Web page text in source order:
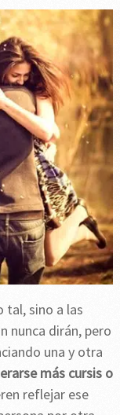
tal, sino a las
nunca dirán, pero
una y otra
más cursis o
reflejar ese